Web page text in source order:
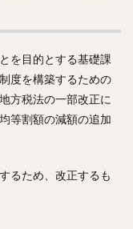
を目的とする基礎課
度を構築するための
方税法の一部改正に
等割額の減額の追加
るため、改正するも